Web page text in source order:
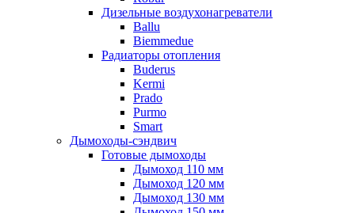
Дизельные воздухонагреватели
Ballu
Biemmedue
Радиаторы отопления
Buderus
Kermi
Prado
Purmo
Smart
Дымоходы-сэндвич
Готовые дымоходы
Дымоход 110 мм
Дымоход 120 мм
Дымоход 130 мм